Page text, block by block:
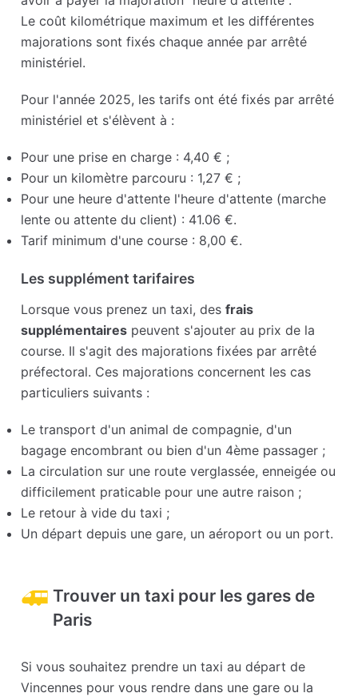
Le coût kilométrique maximum et les différentes
majorations sont fixés chaque année par arrêté
ministériel.
Pour l'année 2025, les tarifs ont été fixés par arrêté
ministériel et s'élèvent à :
Pour une prise en charge : 4,40 € ;
Pour un kilomètre parcouru : 1,27 € ;
Pour une heure d'attente l'heure d'attente (marche
lente ou attente du client) : 41.06 €.
Tarif minimum d'une course : 8,00 €.
Les supplément tarifaires
Lorsque vous prenez un taxi, desfrais
supplémentaires peuvent s'ajouter au prix de la
course. Il s'agit des majorations fixées par arrêté
préfectoral. Ces majorations concernent les cas
particuliers suivants :
Le transport d'un animal de compagnie, d'un
bagage encombrant ou bien d'un 4ème passager ;
La circulation sur une route verglassée, enneigée ou
difficilement praticable pour une autre raison ;
Le retour à vide du taxi ;
Un départ depuis une gare, un aéroport ou un port.
Trouver un taxi pour les gares de
Paris
Si vous souhaitez prendre un taxi au départ de
Vincennes pour vous rendre dans une gare ou la